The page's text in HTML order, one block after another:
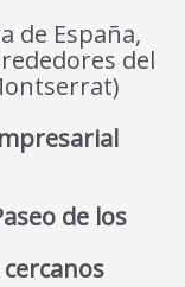
de España,
del
de los